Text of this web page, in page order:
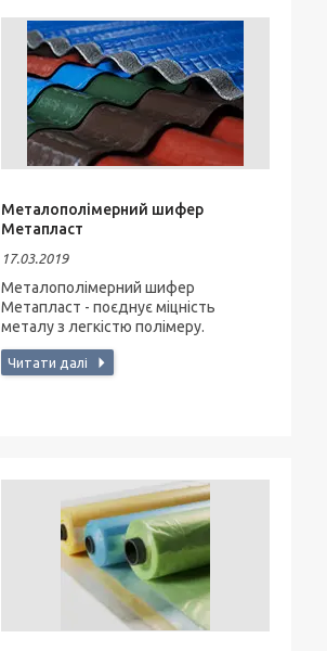
Металополімерний шифер
Метапласт
17.03.2019
Металополімерний шифер
Метапласт - поєднує міцність
металу з легкістю полімеру.